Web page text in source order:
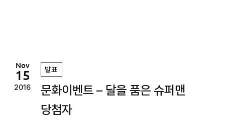
Nov
15
2016
발표
문화이벤트 – 달을 품은 슈퍼맨
당첨자